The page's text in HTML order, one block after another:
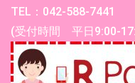
TEL：042-588-7441
(受付時間 平日9:00-